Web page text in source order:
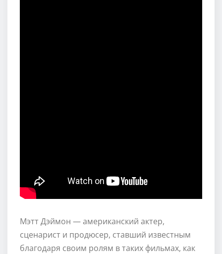
Мэтт Дэймон — американский актер,
сценарист и продюсер, ставший известным
благодаря своим ролям в таких фильмах, как